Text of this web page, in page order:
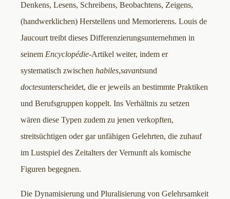
Denkens, Lesens, Schreibens, Beobachtens, Zeigens,
(handwerklichen) Herstellens und Memorierens. Louis de
Jaucourt treibt dieses Differenzierungsunternehmen in
seinem Encyclopédie-Artikel weiter, indem er
systematisch zwischen habiles,savantsund
doctesunterscheidet, die er jeweils an bestimmte Praktiken
und Berufsgruppen koppelt. Ins Verhältnis zu setzen
wären diese Typen zudem zu jenen verkopften,
streitsüchtigen oder gar unfähigen Gelehrten, die zuhauf
im Lustspiel des Zeitalters der Vernunft als komische
Figuren begegnen.
Die Dynamisierung und Pluralisierung von Gelehrsamkeit